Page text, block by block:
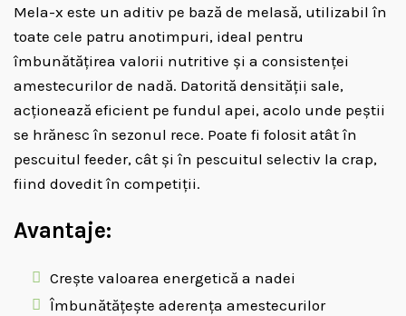
Mela-x este un aditiv pe bază de melasă, utilizabil în
toate cele patru anotimpuri, ideal pentru
îmbunătățirea valorii nutritive și a consistenței
amestecurilor de nadă. Datorită densității sale,
acționează eficient pe fundul apei, acolo unde peștii
se hrănesc în sezonul rece. Poate fi folosit atât în
pescuitul feeder, cât și în pescuitul selectiv la crap,
fiind dovedit în competiții.
Avantaje:
Crește valoarea energetică a nadei
Îmbunătățește aderența amestecurilor